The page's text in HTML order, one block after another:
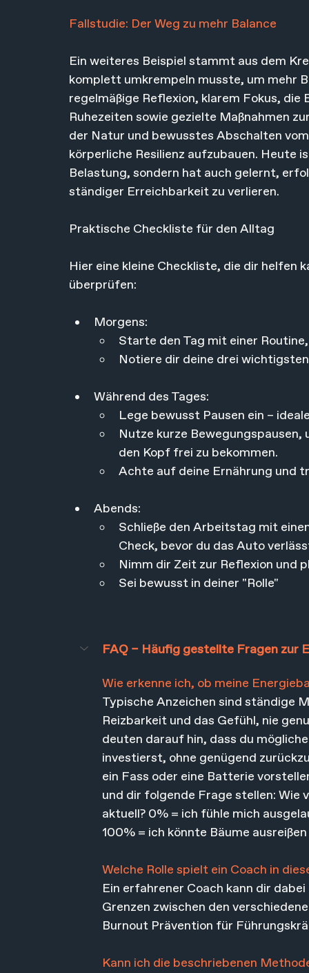
Fallstudie: Der Weg zu mehr Balance
Ein weiteres Beispiel stammt aus dem
komplett umkrempeln musste, um mehr
regelmäßige Reflexion, klarem Fokus,
Ruhezeiten sowie gezielte Maßnahmen
der Natur und bewusstes Abschalten
körperliche Resilienz aufzubauen.
Belastung, sondern hat auch gelernt,
ständiger Erreichbarkeit zu verlieren.
Praktische Checkliste für den Alltag
Hier eine kleine Checkliste, die dir helfen
überprüfen:
Morgens:
Starte den Tag mit einer
Notiere dir deine drei
Während des Tages:
Lege bewusst Pausen ein –
Nutze kurze
den Kopf frei zu bekommen.
Achte auf deine Ernährung und
Abends:
Schließe den Arbeitstag mit
Check, bevor du das Auto
Nimm dir Zeit zur Reflexion und
Sei bewusst in deiner "Rolle"
FAQ – Häufig gestellte Fragen zur
Wie erkenne ich, ob meine
Typische Anzeichen sind ständige
Reizbarkeit und das Gefühl, nie
deuten darauf hin, dass du
investierst, ohne genügend
ein Fass oder eine Batterie
und dir folgende Frage stellen:
aktuell? 0% = ich fühle mich
100% = ich könnte Bäume ausreißen
Welche Rolle spielt ein Coach in
Ein erfahrener Coach kann dir
Grenzen zwischen den
Burnout Prävention für
Kann ich die beschriebenen